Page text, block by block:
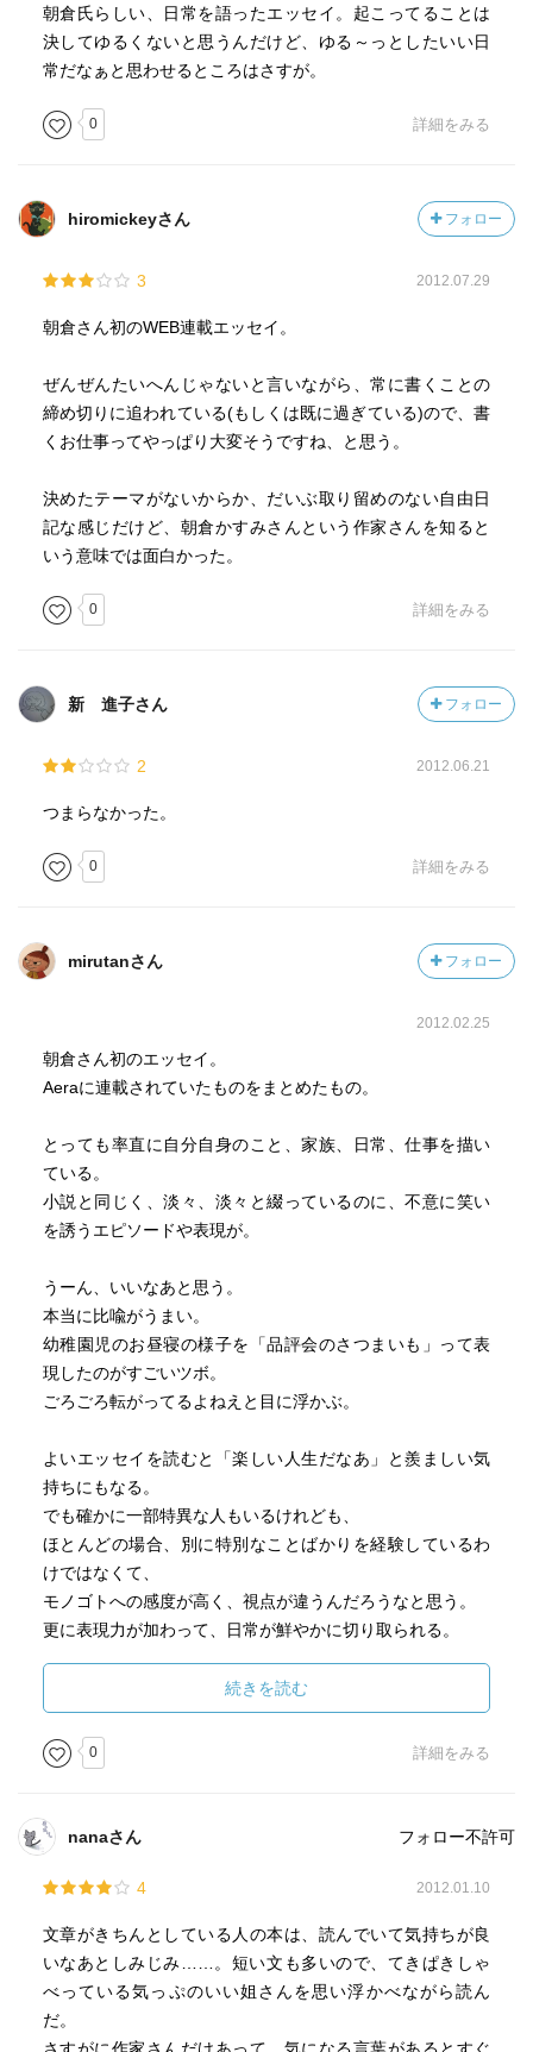
朝倉氏らしい、日常を語ったエッセイ。起こってることは
決してゆるくないと思うんだけど、ゆる～っとしたいい日
常だなぁと思わせるところはさすが。
0 詳細をみる
hiromickeyさん フォロー
3 2012.07.29
朝倉さん初のWEB連載エッセイ。
ぜんぜんたいへんじゃないと言いながら、常に書くことの
締め切りに追われている(もしくは既に過ぎている)ので、書
くお仕事ってやっぱり大変そうですね、と思う。
決めたテーマがないからか、だいぶ取り留めのない自由日
記な感じだけど、朝倉かすみさんという作家さんを知ると
いう意味では面白かった。
0 詳細をみる
新 進子さん フォロー
2 2012.06.21
つまらなかった。
0 詳細をみる
mirutanさん フォロー
2012.02.25
朝倉さん初のエッセイ。
Aeraに連載されていたものをまとめたもの。
とっても率直に自分自身のこと、家族、日常、仕事を描い
ている。
小説と同じく、淡々、淡々と綴っているのに、不意に笑い
を誘うエピソードや表現が。
うーん、いいなあと思う。
本当に比喩がうまい。
幼稚園児のお昼寝の様子を「品評会のさつまいも」って表
現したのがすごいツボ。
ごろごろ転がってるよねえと目に浮かぶ。
よいエッセイを読むと「楽しい人生だなあ」と羨ましい気
持ちにもなる。
でも確かに一部特異な人もいるけれども、
ほとんどの場合、別に特別なことばかりを経験しているわ
けではなくて、
モノゴトへの感度が高く、視点が違うんだろうなと思う。
更に表現力が加わって、日常が鮮やかに切り取られる。
それにしても本当にあけっぴろげ。
作家になりたかった理由のひとつに、
ろうと思ったから」
って書いちゃうところがすごい。
しかもまだ3ページ、ぜんぜん気持ちあったまってない。
でもぐっと距離が近づく、いいよ朝倉さん。
ちゃっかり（？）40歳目前で6つも年下のだんなさんをゲッ
トしているところも、意外性があって面白い。
それに結構ノロケてるのもよい。
続きを読む
0 詳細をみる
nanaさん フォロー不許可
4 2012.01.10
文章がきちんとしている人の本は、読んでいて気持ちが良
いなあとしみじみ……。短い文も多いので、てきぱきしゃ
べっている気っぷのいい姐さんを思い浮かべながら読ん
だ。